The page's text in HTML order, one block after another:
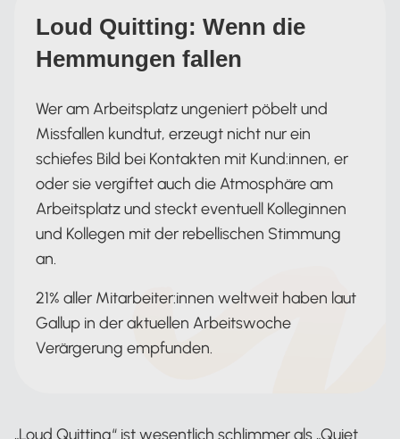
Loud Quitting: Wenn die
Hemmungen fallen
Wer am Arbeitsplatz ungeniert pöbelt und
Missfallen kundtut, erzeugt nicht nur ein
schiefes Bild bei Kontakten mit Kund:innen, er
oder sie vergiftet auch die Atmosphäre am
Arbeitsplatz und steckt eventuell Kolleginnen
und Kollegen mit der rebellischen Stimmung
an.
21% aller Mitarbeiter:innen weltweit haben laut
Gallup in der aktuellen Arbeitswoche
Verärgerung empfunden.
„Loud Quitting“ ist wesentlich schlimmer als „Quiet